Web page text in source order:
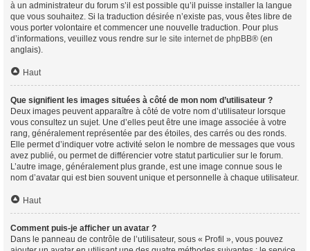
à un administrateur du forum s’il est possible qu’il puisse installer la langue
que vous souhaitez. Si la traduction désirée n’existe pas, vous êtes libre de
vous porter volontaire et commencer une nouvelle traduction. Pour plus
d’informations, veuillez vous rendre sur le site internet de phpBB® (en
anglais).
Haut
Que signifient les images situées à côté de mon nom d’utilisateur ?
Deux images peuvent apparaître à côté de votre nom d’utilisateur lorsque
vous consultez un sujet. Une d’elles peut être une image associée à votre
rang, généralement représentée par des étoiles, des carrés ou des ronds.
Elle permet d’indiquer votre activité selon le nombre de messages que vous
avez publié, ou permet de différencier votre statut particulier sur le forum.
L’autre image, généralement plus grande, est une image connue sous le
nom d’avatar qui est bien souvent unique et personnelle à chaque utilisateur.
Haut
Comment puis-je afficher un avatar ?
Dans le panneau de contrôle de l’utilisateur, sous « Profil », vous pouvez